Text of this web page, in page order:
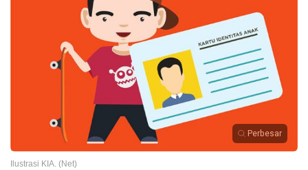
Perbesar
Ilustrasi KIA. (Net)